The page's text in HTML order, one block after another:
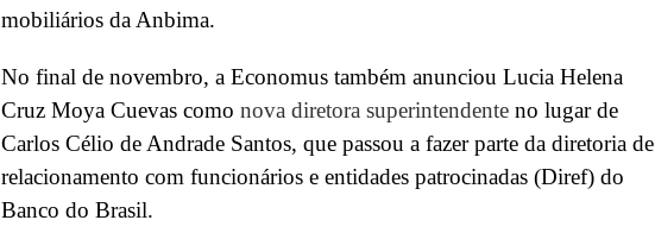
mobiliários da Anbima.
No final de novembro, a Economus também anunciou Lucia Helena
Cruz Moya Cuevas como nova diretora superintendente no lugar de
Carlos Célio de Andrade Santos, que passou a fazer parte da diretoria de
relacionamento com funcionários e entidades patrocinadas (Diref) do
Banco do Brasil.